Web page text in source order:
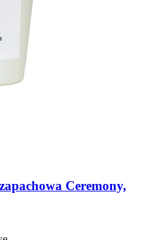
Ceremony,